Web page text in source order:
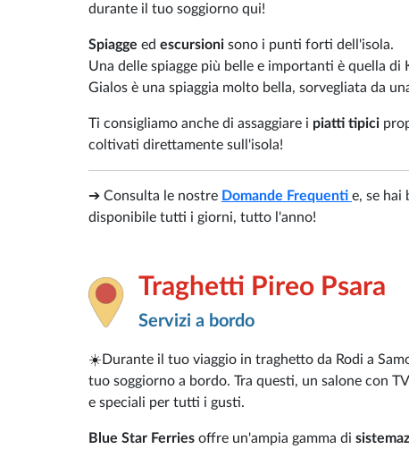
durante il tuo soggiorno qui!
Spiagge ed escursioni sono i punti forti dell'isola.
Una delle spiagge più belle e importanti è quella
Gialos è una spiaggia molto bella, sorvegliata da
Ti consigliamo anche di assaggiare i piatti tipici
coltivati direttamente sull'isola!
➔ Consulta le nostre Domande Frequenti e, se hai
disponibile tutti i giorni, tutto l'anno!
Traghetti Pireo Psara
Servizi a bordo
☀️Durante il tuo viaggio in traghetto da Rodi a
tuo soggiorno a bordo. Tra questi, un salone con
e speciali per tutti i gusti.
Blue Star Ferries offre un'ampia gamma di